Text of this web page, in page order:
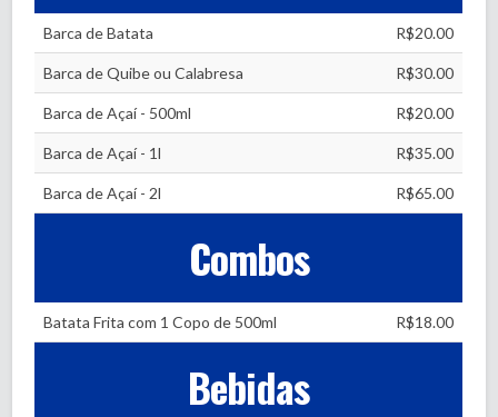
Barca de Batata R$20.00
Barca de Quibe ou Calabresa R$30.00
Barca de Açaí - 500ml R$20.00
Barca de Açaí - 1l R$35.00
Barca de Açaí - 2l R$65.00
Combos
Batata Frita com 1 Copo de 500ml R$18.00
Bebidas